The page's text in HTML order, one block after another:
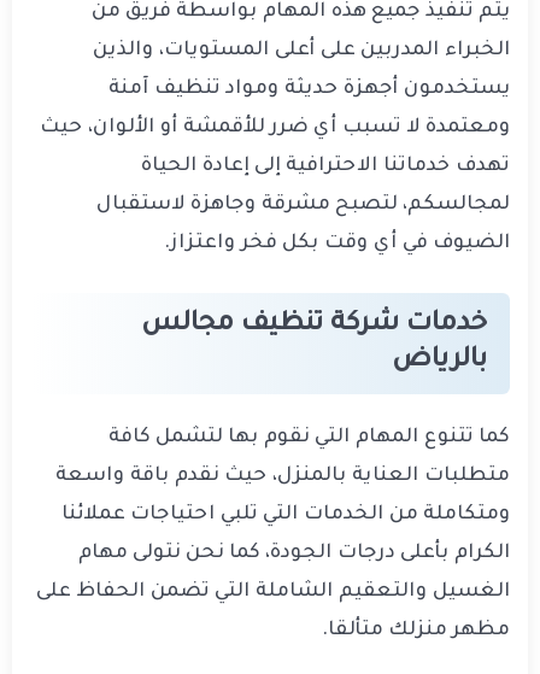
يتم تنفيذ جميع هذه المهام بواسطة فريق من
الخبراء المدربين على أعلى المستويات، والذين
يستخدمون أجهزة حديثة ومواد تنظيف آمنة
ومعتمدة لا تسبب أي ضرر للأقمشة أو الألوان، حيث
تهدف خدماتنا الاحترافية إلى إعادة الحياة
لمجالسكم، لتصبح مشرقة وجاهزة لاستقبال
الضيوف في أي وقت بكل فخر واعتزاز.
خدمات شركة تنظيف مجالس
بالرياض
كما تتنوع المهام التي نقوم بها لتشمل كافة
متطلبات العناية بالمنزل، حيث نقدم باقة واسعة
ومتكاملة من الخدمات التي تلبي احتياجات عملائنا
الكرام بأعلى درجات الجودة، كما نحن نتولى مهام
الغسيل والتعقيم الشاملة التي تضمن الحفاظ على
مظهر منزلك متألقا.